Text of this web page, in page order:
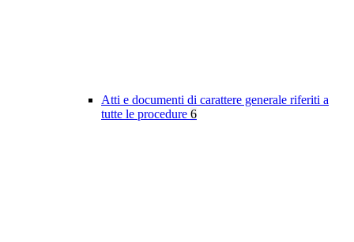
Atti e documenti di carattere generale riferiti a
tutte le procedure 6